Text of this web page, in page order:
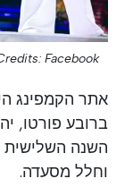
Facebook;
אתר הקמפינג
השנה השלישית
וחלל מסעדה.